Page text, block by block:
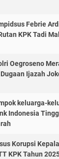
Febrie
KPK Tadi
Oegroseno
Ijazah
keluarga-
Indonesia
Korupsi
KPK Tahun